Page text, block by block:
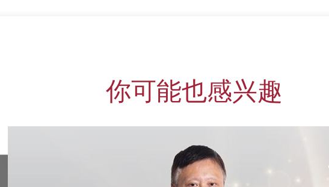
你可能也感兴趣